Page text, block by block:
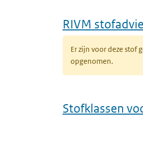
RIVM
Er zijn voor deze stof
opgenomen.
Stofklassen